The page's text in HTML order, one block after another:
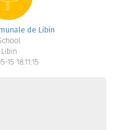
de Libin
Libin
15 18:11:15